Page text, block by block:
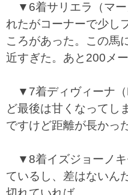
▼6着サリエラ（マー
れたがコーナーで少し
ころがあった。この馬
近すぎた。あと200メ
▼7着ディヴィーナ（
ど最後は甘くなってし
ですけど距離が長かっ
▼8着イズジョーノキ
ているし、差はないん